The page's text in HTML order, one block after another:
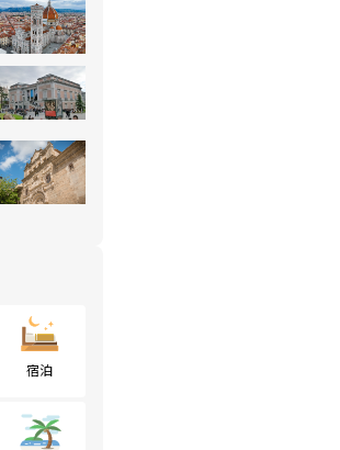
宿泊